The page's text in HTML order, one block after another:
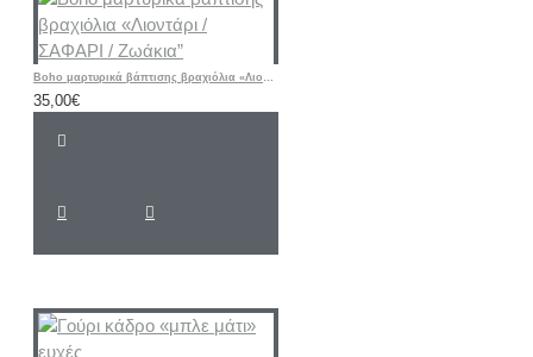
Boho μαρτυρικά βάπτισης βραχιόλια «Λιοντάρι / ΣΑΦΑΡΙ / Ζωάκια”
35,00€